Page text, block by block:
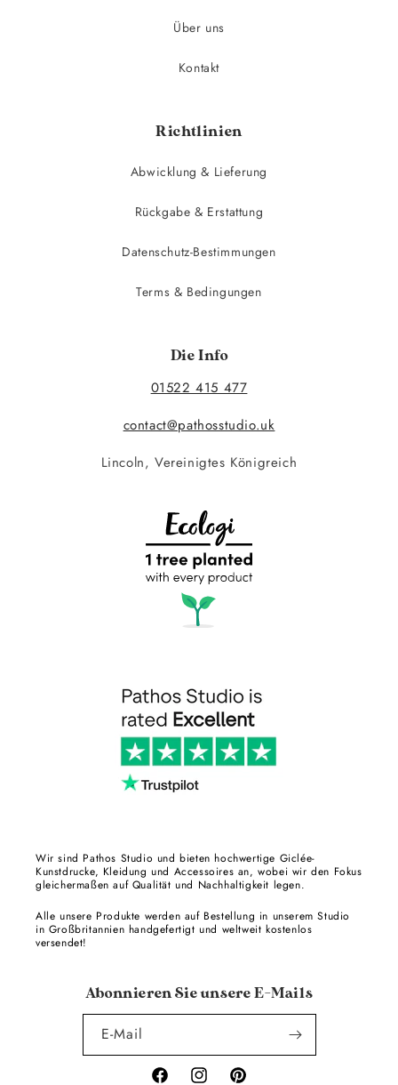
Über uns
Kontakt
Richtlinien
Abwicklung & Lieferung
Rückgabe & Erstattung
Datenschutz-Bestimmungen
Terms & Bedingungen
Die Info
01522 415 477
contact@pathosstudio.uk
Lincoln, Vereinigtes Königreich
Wir sind Pathos Studio und bieten hochwertige Giclée-
Kunstdrucke, Kleidung und Accessoires an, wobei wir den Fokus
gleichermaßen auf Qualität und Nachhaltigkeit legen.
Alle unsere Produkte werden auf Bestellung in unserem Studio
in Großbritannien handgefertigt und weltweit kostenlos
versendet!
Abonnieren Sie unsere E-Mails
E-Mail